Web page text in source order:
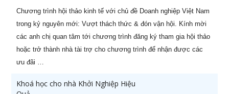
Chương trình hội thảo kinh tế với chủ đề Doanh nghiệp Việt Nam
trong kỷ nguyên mới: Vượt thách thức & đón vận hội. Kính mời
các anh chị quan tâm tới chương trình đăng ký tham gia hội thảo
hoặc trở thành nhà tài trợ cho chương trình để nhận được các
ưu đãi …
Khoá học cho nhà Khởi Nghiệp Hiệu
Ưu đãi lên tới 60%cho học viên đăng ký sớm